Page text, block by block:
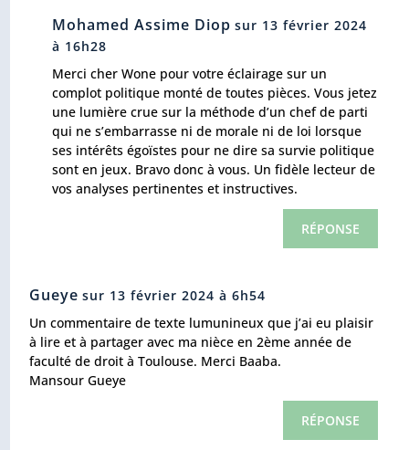
Mohamed Assime Diop sur 13 février 2024
à 16h28
Merci cher Wone pour votre éclairage sur un
complot politique monté de toutes pièces. Vous jetez
une lumière crue sur la méthode d’un chef de parti
qui ne s’embarrasse ni de morale ni de loi lorsque
ses intérêts égoïstes pour ne dire sa survie politique
sont en jeux. Bravo donc à vous. Un fidèle lecteur de
vos analyses pertinentes et instructives.
RÉPONSE
Gueye sur 13 février 2024 à 6h54
Un commentaire de texte lumunineux que j’ai eu plaisir
à lire et à partager avec ma nièce en 2ème année de
faculté de droit à Toulouse. Merci Baaba.
Mansour Gueye
RÉPONSE